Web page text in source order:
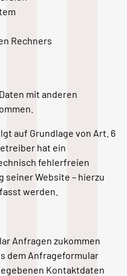
Rechners
mit anderen
auf Grundlage von Art. 6
hat ein
fehlerfreien
seiner Website – hierzu
werden.
Anfragen zukommen
dem Anfrageformular
Kontaktdaten